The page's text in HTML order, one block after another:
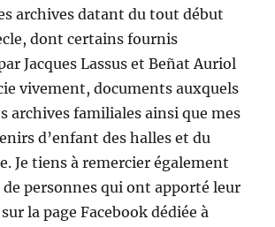
archives datant du tout début
dont certains fournis
Jacques Lassus et Beñat Auriol
vivement, documents auxquels
archives familiales ainsi que mes
d’enfant des halles et du
Je tiens à remercier également
de personnes qui ont apporté leur
la page Facebook dédiée à